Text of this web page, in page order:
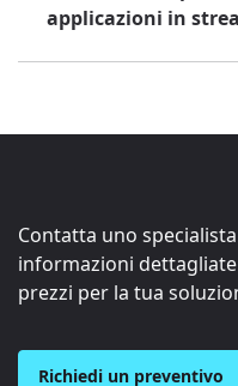
applicazioni in
Contatta uno
informazioni
prezzi per la tua
Richiedi un preventivo